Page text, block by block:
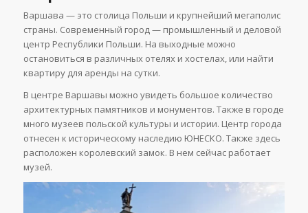
Варшава — это столица Польши и крупнейший мегаполис
страны. Современный город — промышленный и деловой
центр Республики Польши. На выходные можно
остановиться в различных отелях и хостелах, или найти
квартиру для аренды на сутки.
В центре Варшавы можно увидеть большое количество
архитектурных памятников и монументов. Также в городе
много музеев польской культуры и истории. Центр города
отнесен к историческому наследию ЮНЕСКО. Также здесь
расположен королевский замок. В нем сейчас работает
музей.